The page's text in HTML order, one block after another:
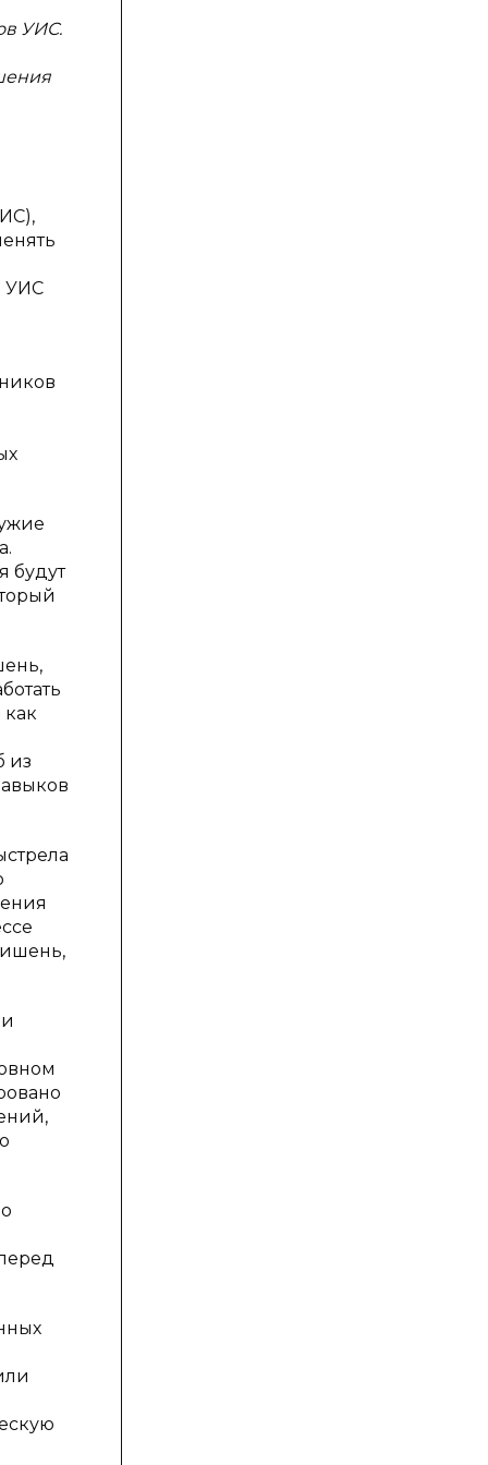
УИС.
УИС
будут
как
из